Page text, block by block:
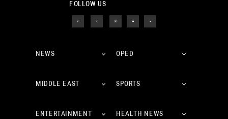
FOLLOW US
NEWS OPED
MIDDLE EAST SPORTS
ENTERTAINMENT HEALTH NEWS